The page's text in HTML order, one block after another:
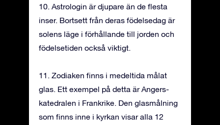
10. Astrologin är djupare än de flesta
inser. Bortsett från deras födelsedag är
solens läge i förhållande till jorden och
födelsetiden också viktigt.
11. Zodiaken finns i medeltida målat
glas. Ett exempel på detta är Angers-
katedralen i Frankrike. Den glasmålning
som finns inne i kyrkan visar alla 12